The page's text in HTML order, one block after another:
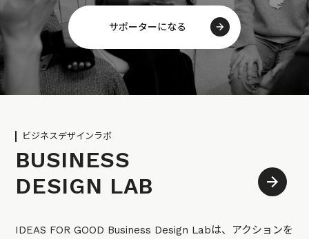
サポーターになる
ビジネスデザインラボ
BUSINESS
DESIGN LAB
IDEAS FOR GOOD Business Design Labは、アクションを